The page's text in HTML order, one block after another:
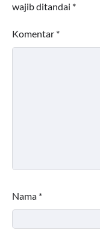
wajib ditandai *
Komentar *
Nama *